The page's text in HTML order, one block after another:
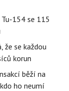
154 se 115
že se každou
korun
běží na
ho neumí